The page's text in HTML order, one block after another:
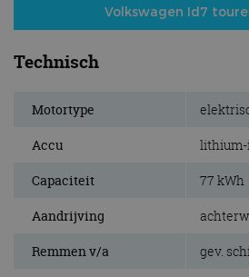
Volkswagen Id7
Technisch
Motortype
Accu
Capaciteit 77 kWh
Aandrijving
Remmen v/a gev.